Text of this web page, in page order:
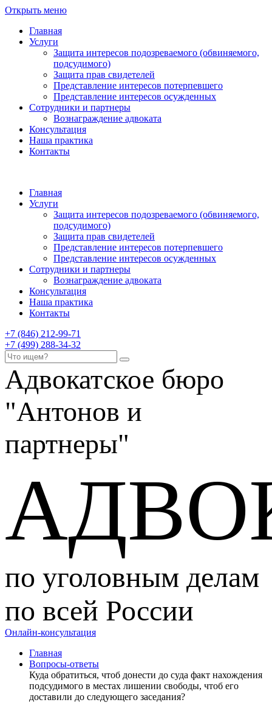
Открыть меню
Главная
Услуги
Защита интересов подозреваемого (обвиняемого,
подсудимого)
Защита прав свидетелей
Представление интересов потерпевшего
Представление интересов осужденных
Сотрудники и партнеры
Вознаграждение адвоката
Консультация
Наша практика
Контакты
Главная
Услуги
Защита интересов подозреваемого (обвиняемого,
подсудимого)
Защита прав свидетелей
Представление интересов потерпевшего
Представление интересов осужденных
Сотрудники и партнеры
Вознаграждение адвоката
Консультация
Наша практика
Контакты
+7 (846) 212-99-71
+7 (499) 288-34-32
Адвокатское бюро
"Антонов и
партнеры"
по уголовным делам
по всей России
Онлайн-консультация
Главная
Вопросы-ответы
Куда обратиться, чтоб донести до суда факт нахождения
подсудимого в местах лишении свободы, чтоб его
доставили до следующего заседания?